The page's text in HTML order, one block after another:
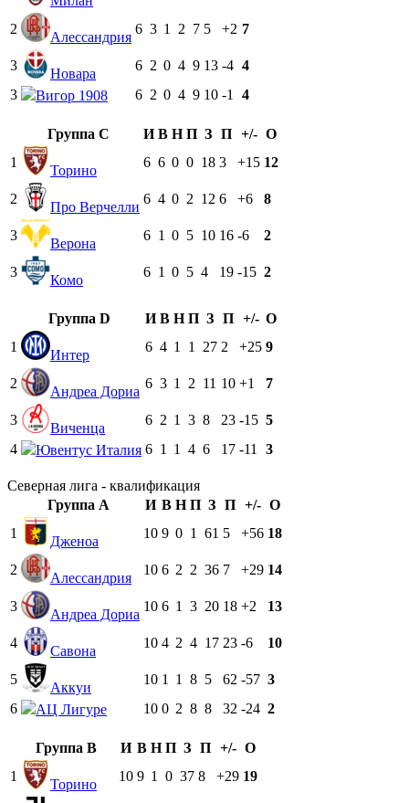
2
Алессандрия
6 3 1 2 7 5 +2 7
3
Новара
6 2 0 4 9 13 -4 4
3
Вигор 1908 6 2 0 4 9 10 -1 4
Группа C И В Н П З П +/- О
1
Торино
6 6 0 0 18 3 +15 12
2
Про Верчелли
6 4 0 2 12 6 +6 8
3
Верона
6 1 0 5 10 16 -6 2
3
Комо
6 1 0 5 4 19 -15 2
Группа D И В Н П З П +/- О
1
Интер
6 4 1 1 27 2 +25 9
2
Андреа Дориа
6 3 1 2 11 10 +1 7
3
Виченца
6 2 1 3 8 23 -15 5
4
Ювентус Италия 6 1 1 4 6 17 -11 3
Северная лига - квалификация
Группа A
И В Н П З П +/- О
1
Дженоа
10 9 0 1 61 5 +56 18
2
Алессандрия
10 6 2 2 36 7 +29 14
3
Андреа Дориа
10 6 1 3 20 18 +2 13
4
Савона
10 4 2 4 17 23 -6 10
5
Аккуи
10 1 1 8 5 62 -57 3
6
АЦ Лигуре 10 0 2 8 8 32 -24 2
Группа B И В Н П З П +/- О
1
Торино
10 9 1 0 37 8 +29 19